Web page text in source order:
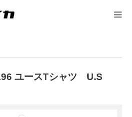
ユースTシャツ U.S